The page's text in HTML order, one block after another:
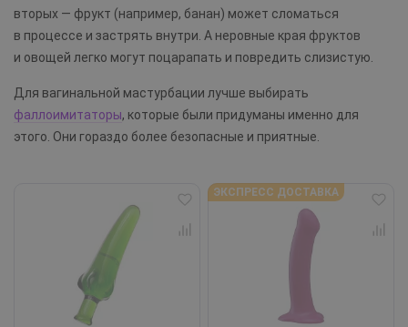
вторых — фрукт (например, банан) может сломаться
в процессе и застрять внутри. А неровные края фруктов
и овощей легко могут поцарапать и повредить слизистую.
Для вагинальной мастурбации лучше выбирать
фаллоимитаторы, которые были придуманы именно для
этого. Они гораздо более безопасные и приятные.
ЭКСПРЕСС ДОСТАВКА